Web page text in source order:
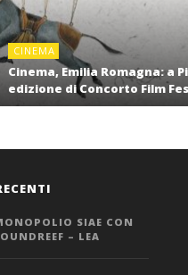
CINEMA
Cinema, Emilia Romagna: a
edizione di Concorto Film
SIAE CON
– LEA